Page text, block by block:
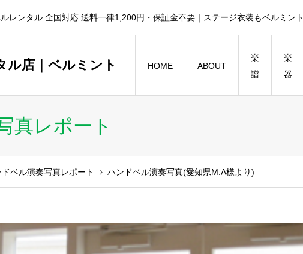
レンタル 全国対応 送料一律1,200円・保証金不要｜ステージ衣装もベルミント
ル店｜ベルミント HOME ABOUT
楽
譜
楽
器
真レポート
ベル演奏写真レポート ハンドベル演奏写真(愛知県M.A様より)